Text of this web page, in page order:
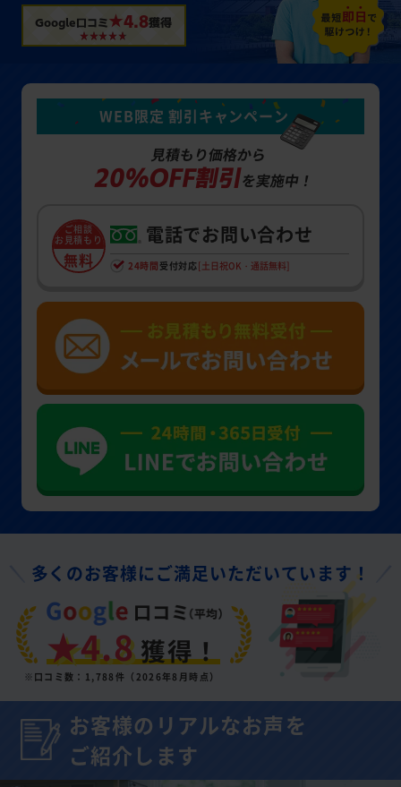
Google口コミ ★4.8獲得
WEB限定 割引キャンペーン
見積もり価格から
20%OFF割引を実施中！
ご相談
お見積もり
無料
電話でお問い合わせ
24時間 受付対応 [土日祝OK・通話無料]
多くのお客様にご満足いただいています！
★4.8獲得！
※口コミ数：1,788件（2026年8月時点）
お客様のリアルなお声を
ご紹介します